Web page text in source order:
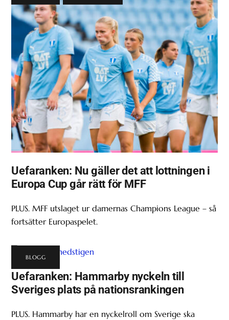
Uefaranken: Nu gäller det att lottningen i
Europa Cup går rätt för MFF
PLUS. MFF utslaget ur damernas Champions League – så
fortsätter Europaspelet.
BLOGG
Uefaranken: Hammarby nyckeln till
Sveriges plats på nationsrankingen
PLUS. Hammarby har en nyckelroll om Sverige ska